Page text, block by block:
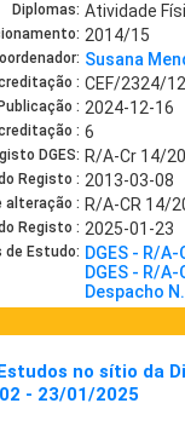
Diplomas: Atividade
2014/15
Susana
: CEF/2324/
: 2024-12-16
: 6
DGES: R/A-Cr 14/
Registo : 2013-03-08
alteração : R/A-CR 14/
Registo : 2025-01-23
de Estudo: DGES - R/
DGES - R/
Despacho
no sítio da
- 23/01/2025